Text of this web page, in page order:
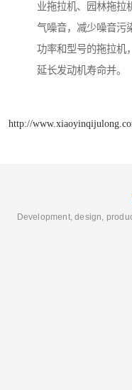
业拖拉机、园林拖拉
气噪音，减少噪音污
功率和型号的拖拉机
延长发动机寿命并。
http://
Development, design,